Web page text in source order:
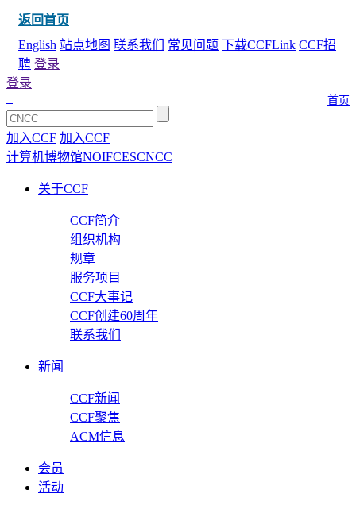
返回首页
English 站点地图 联系我们 常见问题 下载CCFLink CCF招
聘 登录
首页
登录
加入CCF 加入CCF
计算机博物馆NOIFCESCNCC
关于CCF
CCF简介
组织机构
规章
服务项目
CCF大事记
CCF创建60周年
联系我们
新闻
CCF新闻
CCF聚焦
ACM信息
会员
活动